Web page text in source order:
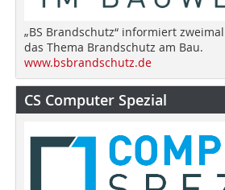
„BS Brandschutz“ informiert
das Thema Brandschutz am Bau.
www.bsbrandschutz.de
CS Computer Spezial